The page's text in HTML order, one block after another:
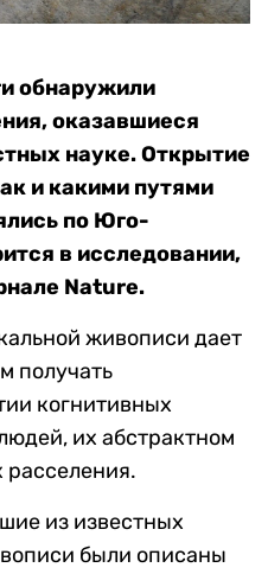
обнаружили
оказавшиеся
науке. Открытие
и какими путями
по Юго-
в исследовании,
Nature.
живописи дает
получать
когнитивных
их абстрактном
из известных
были описаны